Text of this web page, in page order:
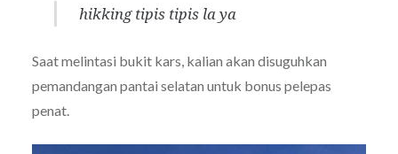
hikkingtipis tipis la ya
Saat melintasi bukit kars, kalian akan disuguhkan
pemandangan pantai selatan untuk bonus pelepas
penat.